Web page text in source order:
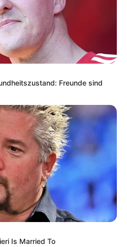
und geringem Risiko in
anlegen möchte, der
Kapitalanlagen
sich die Präsidenten und
erschlagen würden,
so viele andere Menschen
weitere Kalauer
Impressum & Kontakt
Smartphone Startseite
Freunde sind
Is Married To